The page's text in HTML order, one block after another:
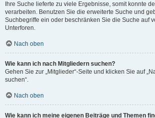
Ihre Suche lieferte zu viele Ergebnisse, somit konnte
verarbeiten. Benutzen Sie die erweiterte Suche und
Suchbegriffe ein oder beschränken Sie die Suche auf
Unterforen.
Nach oben
Wie kann ich nach Mitgliedern suchen?
Gehen Sie zur „Mitglieder“-Seite und klicken Sie auf
suchen“.
Nach oben
Wie kann ich meine eigenen Beiträge und Themen